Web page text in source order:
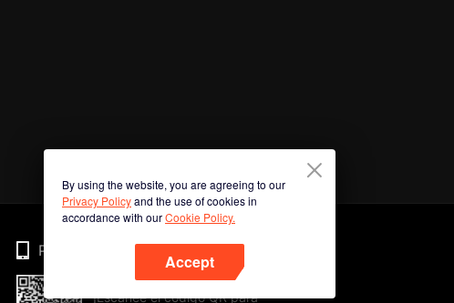
By using the website, you are agreeing to our
Privacy Policyand the use of cookies in
accordance with ourCookie Policy.
Accept
Phone
¡Escanee el código QR para